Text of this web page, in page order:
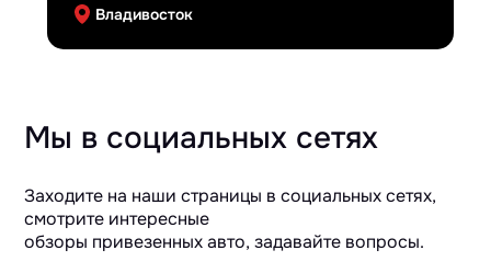
Владивосток
Мы в социальных сетях
Заходите на наши страницы в социальных сетях,
смотрите интересные
обзоры привезенных авто, задавайте вопросы.